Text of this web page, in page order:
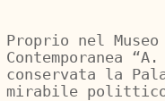
Proprio nel
Contemporanea
conservata la
mirabile